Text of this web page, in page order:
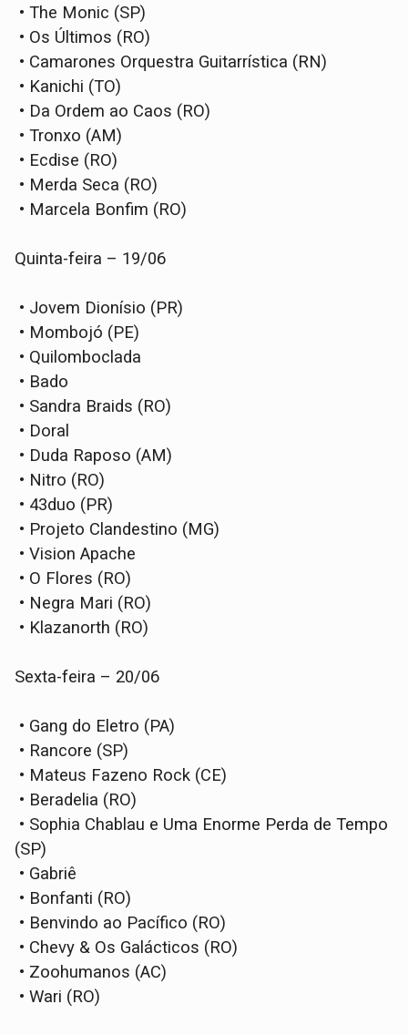
• The Monic (SP)
• Os Últimos (RO)
• Camarones Orquestra Guitarrística (RN)
• Kanichi (TO)
• Da Ordem ao Caos (RO)
• Tronxo (AM)
• Ecdise (RO)
• Merda Seca (RO)
• Marcela Bonfim (RO)
Quinta-feira – 19/06
• Jovem Dionísio (PR)
• Mombojó (PE)
• Quilomboclada
• Bado
• Sandra Braids (RO)
• Doral
• Duda Raposo (AM)
• Nitro (RO)
• 43duo (PR)
• Projeto Clandestino (MG)
• Vision Apache
• O Flores (RO)
• Negra Mari (RO)
• Klazanorth (RO)
Sexta-feira – 20/06
• Gang do Eletro (PA)
• Rancore (SP)
• Mateus Fazeno Rock (CE)
• Beradelia (RO)
• Sophia Chablau e Uma Enorme Perda de Tempo
(SP)
• Gabriê
• Bonfanti (RO)
• Benvindo ao Pacífico (RO)
• Chevy & Os Galácticos (RO)
• Zoohumanos (AC)
• Wari (RO)